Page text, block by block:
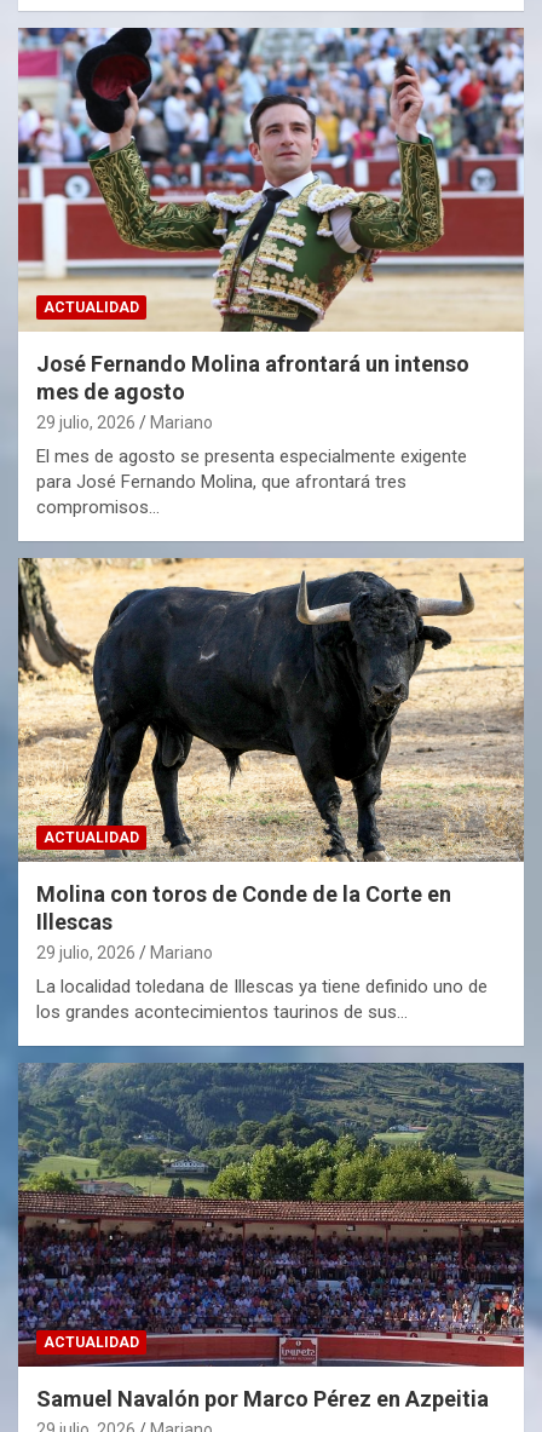
ACTUALIDAD
José Fernando Molina afrontará un intenso
mes de agosto
29 julio, 2026 Mariano
El mes de agosto se presenta especialmente exigente
para José Fernando Molina, que afrontará tres
compromisos…
ACTUALIDAD
Molina con toros de Conde de la Corte en
Illescas
29 julio, 2026 Mariano
La localidad toledana de Illescas ya tiene definido uno de
los grandes acontecimientos taurinos de sus…
ACTUALIDAD
Samuel Navalón por Marco Pérez en Azpeitia